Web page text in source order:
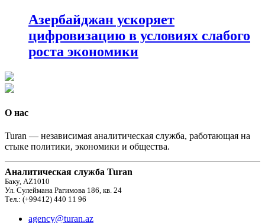
Азербайджан ускоряет
цифровизацию в условиях слабого
роста экономики
О нас
Turan — независимая аналитическая служба, работающая на
стыке политики, экономики и общества.
Аналитическая служба Turan
Баку, AZ1010
Ул. Сулеймана Рагимова 186, кв. 24
Тел.: (+99412) 440 11 96
agency@turan.az